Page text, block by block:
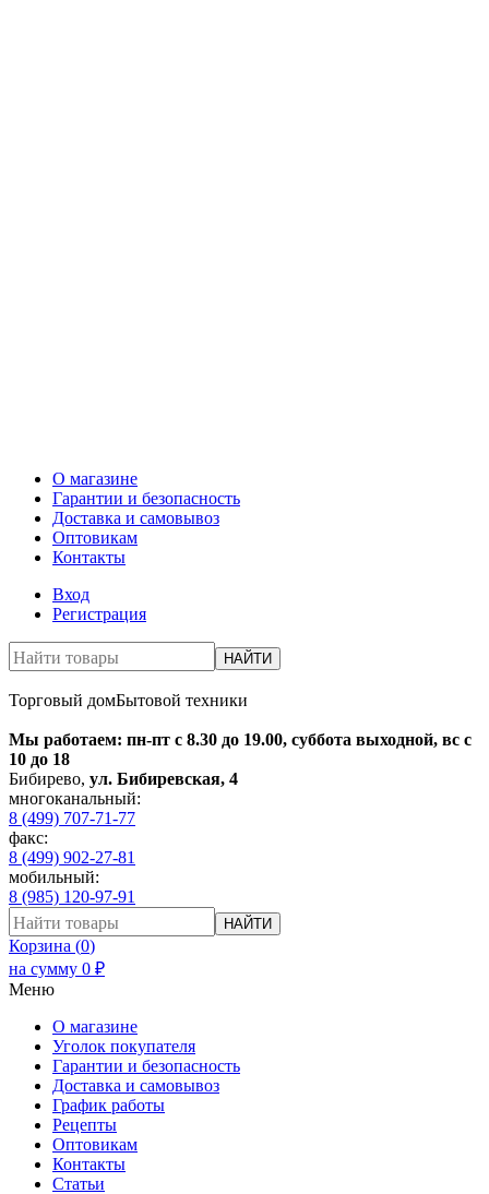
О магазине
Гарантии и безопасность
Доставка и самовывоз
Оптовикам
Контакты
Вход
Регистрация
НАЙТИ
Торговый домБытовой техники
Мы работаем: пн-пт с 8.30 до 19.00, суббота выходной, вс с
10 до 18
Бибирево, ул. Бибиревская, 4
многоканальный:
8 (499) 707-71-77
факс:
8 (499) 902-27-81
мобильный:
8 (985) 120-97-91
НАЙТИ
Корзина (0)
на сумму 0 ₽
Меню
О магазине
Уголок покупателя
Гарантии и безопасность
Доставка и самовывоз
График работы
Рецепты
Оптовикам
Контакты
Статьи